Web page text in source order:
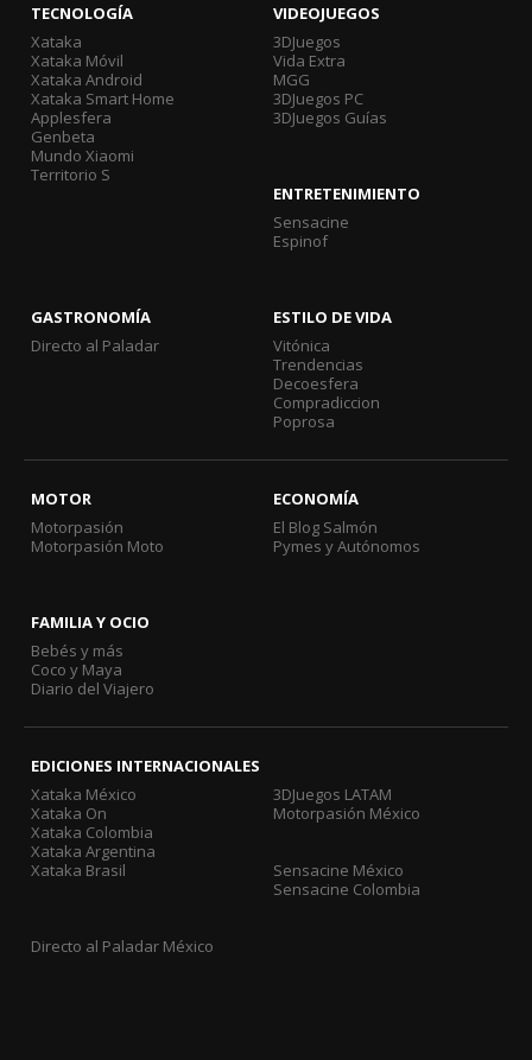
TECNOLOGÍA
Xataka
Xataka Móvil
Xataka Android
Xataka Smart Home
Applesfera
Genbeta
Mundo Xiaomi
Territorio S
VIDEOJUEGOS
3DJuegos
Vida Extra
MGG
3DJuegos PC
3DJuegos Guías
ENTRETENIMIENTO
Sensacine
Espinof
GASTRONOMÍA
Directo al Paladar
ESTILO DE VIDA
Vitónica
Trendencias
Decoesfera
Compradiccion
Poprosa
MOTOR
Motorpasión
Motorpasión Moto
ECONOMÍA
El Blog Salmón
Pymes y Autónomos
FAMILIA Y OCIO
Bebés y más
Coco y Maya
Diario del Viajero
EDICIONES INTERNACIONALES
Xataka México
Xataka On
Xataka Colombia
Xataka Argentina
Xataka Brasil
3DJuegos LATAM
Motorpasión México
Sensacine México
Sensacine Colombia
Directo al Paladar México